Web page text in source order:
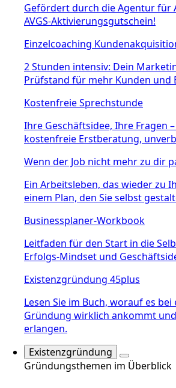
Gefördert durch die Agentur für
AVGS-Aktivierungsgutschein!
Einzelcoaching
2 Stunden intensiv: Dein
Prüfstand für mehr Kunden und
Kostenfreie Sprechstunde
Ihre Geschäftsidee, Ihre Fragen
kostenfreie Erstberatung,
Wenn der Job nicht mehr zu dir
Ein Arbeitsleben, das wieder zu
einem Plan, den Sie selbst
Businessplaner-Workbook
Leitfaden für den Start in die
Erfolgs-Mindset und
Existenzgründung 45plus
Lesen Sie im Buch, worauf es
Gründung wirklich ankommt
erlangen.
Existenzgründung
Gründungsthemen im Überblick